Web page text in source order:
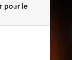
pour le